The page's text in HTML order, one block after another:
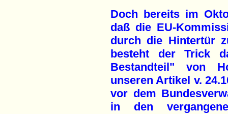
Doch bereits im
daß die EU-
durch die Hintertür
besteht der Trick
Bestandteil" von
unseren Artikel v.
vor dem
in den